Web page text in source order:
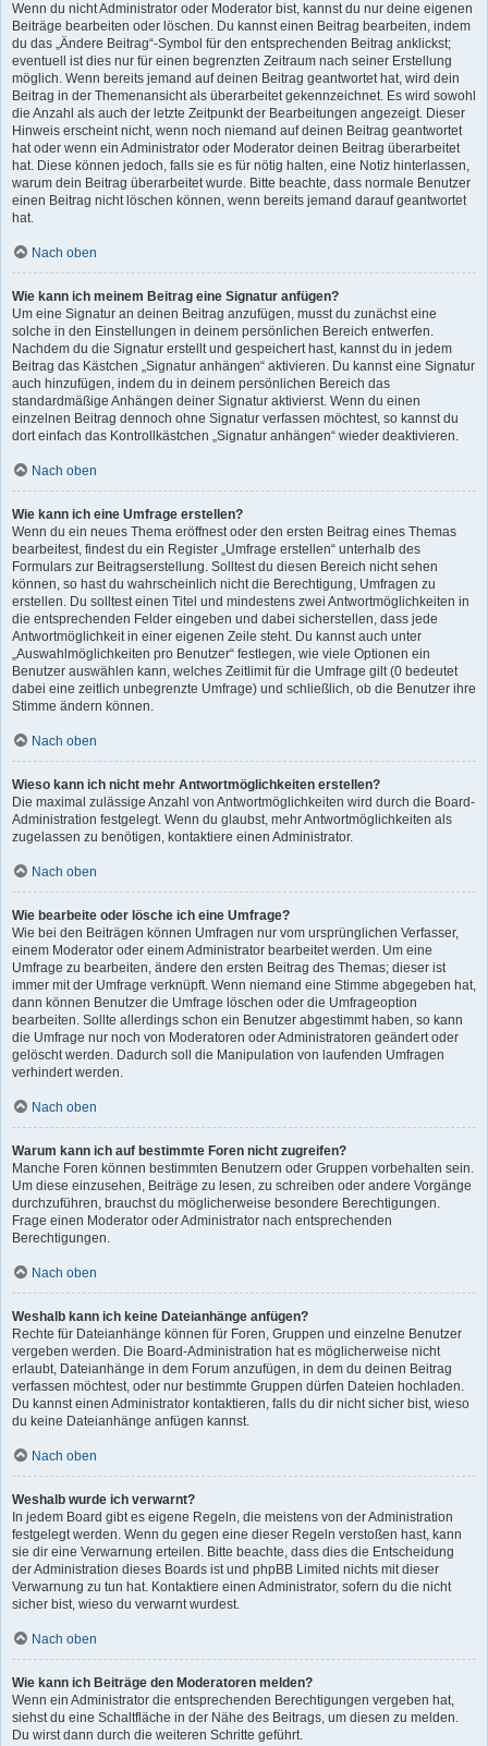
Wenn du nicht Administrator oder Moderator bist, kannst du nur deine eigenen
Beiträge bearbeiten oder löschen. Du kannst einen Beitrag bearbeiten, indem
du das „Ändere Beitrag“-Symbol für den entsprechenden Beitrag anklickst;
eventuell ist dies nur für einen begrenzten Zeitraum nach seiner Erstellung
möglich. Wenn bereits jemand auf deinen Beitrag geantwortet hat, wird dein
Beitrag in der Themenansicht als überarbeitet gekennzeichnet. Es wird sowohl
die Anzahl als auch der letzte Zeitpunkt der Bearbeitungen angezeigt. Dieser
Hinweis erscheint nicht, wenn noch niemand auf deinen Beitrag geantwortet
hat oder wenn ein Administrator oder Moderator deinen Beitrag überarbeitet
hat. Diese können jedoch, falls sie es für nötig halten, eine Notiz hinterlassen,
warum dein Beitrag überarbeitet wurde. Bitte beachte, dass normale Benutzer
einen Beitrag nicht löschen können, wenn bereits jemand darauf geantwortet
hat.
Nach oben
Wie kann ich meinem Beitrag eine Signatur anfügen?
Um eine Signatur an deinen Beitrag anzufügen, musst du zunächst eine
solche in den Einstellungen in deinem persönlichen Bereich entwerfen.
Nachdem du die Signatur erstellt und gespeichert hast, kannst du in jedem
Beitrag das Kästchen „Signatur anhängen“ aktivieren. Du kannst eine Signatur
auch hinzufügen, indem du in deinem persönlichen Bereich das
standardmäßige Anhängen deiner Signatur aktivierst. Wenn du einen
einzelnen Beitrag dennoch ohne Signatur verfassen möchtest, so kannst du
dort einfach das Kontrollkästchen „Signatur anhängen“ wieder deaktivieren.
Nach oben
Wie kann ich eine Umfrage erstellen?
Wenn du ein neues Thema eröffnest oder den ersten Beitrag eines Themas
bearbeitest, findest du ein Register „Umfrage erstellen“ unterhalb des
Formulars zur Beitragserstellung. Solltest du diesen Bereich nicht sehen
können, so hast du wahrscheinlich nicht die Berechtigung, Umfragen zu
erstellen. Du solltest einen Titel und mindestens zwei Antwortmöglichkeiten in
die entsprechenden Felder eingeben und dabei sicherstellen, dass jede
Antwortmöglichkeit in einer eigenen Zeile steht. Du kannst auch unter
„Auswahlmöglichkeiten pro Benutzer“ festlegen, wie viele Optionen ein
Benutzer auswählen kann, welches Zeitlimit für die Umfrage gilt (0 bedeutet
dabei eine zeitlich unbegrenzte Umfrage) und schließlich, ob die Benutzer ihre
Stimme ändern können.
Nach oben
Wieso kann ich nicht mehr Antwortmöglichkeiten erstellen?
Die maximal zulässige Anzahl von Antwortmöglichkeiten wird durch die Board-
Administration festgelegt. Wenn du glaubst, mehr Antwortmöglichkeiten als
zugelassen zu benötigen, kontaktiere einen Administrator.
Nach oben
Wie bearbeite oder lösche ich eine Umfrage?
Wie bei den Beiträgen können Umfragen nur vom ursprünglichen Verfasser,
einem Moderator oder einem Administrator bearbeitet werden. Um eine
Umfrage zu bearbeiten, ändere den ersten Beitrag des Themas; dieser ist
immer mit der Umfrage verknüpft. Wenn niemand eine Stimme abgegeben hat,
dann können Benutzer die Umfrage löschen oder die Umfrageoption
bearbeiten. Sollte allerdings schon ein Benutzer abgestimmt haben, so kann
die Umfrage nur noch von Moderatoren oder Administratoren geändert oder
gelöscht werden. Dadurch soll die Manipulation von laufenden Umfragen
verhindert werden.
Nach oben
Warum kann ich auf bestimmte Foren nicht zugreifen?
Manche Foren können bestimmten Benutzern oder Gruppen vorbehalten sein.
Um diese einzusehen, Beiträge zu lesen, zu schreiben oder andere Vorgänge
durchzuführen, brauchst du möglicherweise besondere Berechtigungen.
Frage einen Moderator oder Administrator nach entsprechenden
Berechtigungen.
Nach oben
Weshalb kann ich keine Dateianhänge anfügen?
Rechte für Dateianhänge können für Foren, Gruppen und einzelne Benutzer
vergeben werden. Die Board-Administration hat es möglicherweise nicht
erlaubt, Dateianhänge in dem Forum anzufügen, in dem du deinen Beitrag
verfassen möchtest, oder nur bestimmte Gruppen dürfen Dateien hochladen.
Du kannst einen Administrator kontaktieren, falls du dir nicht sicher bist, wieso
du keine Dateianhänge anfügen kannst.
Nach oben
Weshalb wurde ich verwarnt?
In jedem Board gibt es eigene Regeln, die meistens von der Administration
festgelegt werden. Wenn du gegen eine dieser Regeln verstoßen hast, kann
sie dir eine Verwarnung erteilen. Bitte beachte, dass dies die Entscheidung
der Administration dieses Boards ist und phpBB Limited nichts mit dieser
Verwarnung zu tun hat. Kontaktiere einen Administrator, sofern du die nicht
sicher bist, wieso du verwarnt wurdest.
Nach oben
Wie kann ich Beiträge den Moderatoren melden?
Wenn ein Administrator die entsprechenden Berechtigungen vergeben hat,
siehst du eine Schaltfläche in der Nähe des Beitrags, um diesen zu melden.
Du wirst dann durch die weiteren Schritte geführt.